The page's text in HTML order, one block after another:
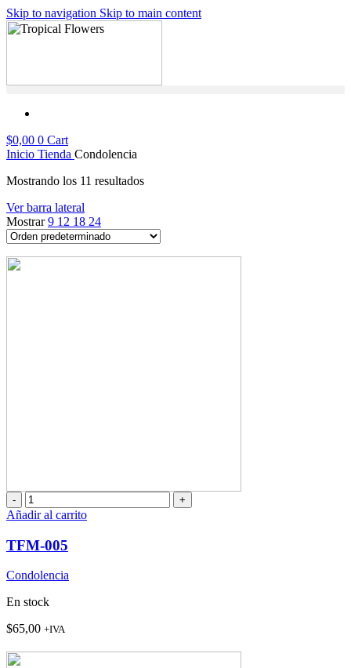
Skip to navigation Skip to main content
$0,00 0 Cart
Inicio Tienda Condolencia
Mostrando los 11 resultados
Ver barra lateral
Mostrar9 12 18 24
TFM-
005
Añadir al carrito
TFM-005
Condolencia
En stock
$65,00 +IVA